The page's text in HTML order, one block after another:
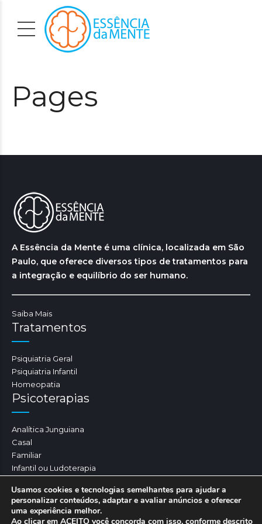
Pages
A Essência da Mente é uma clínica, localizada em São
Paulo, que oferece diversos tipos de tratamentos para
a integração e equilíbrio do ser humano.
Saiba Mais
Tratamentos
Psiquiatria Geral
Psiquiatria Infantil
Homeopatia
Psicoterapias
Analítica Junguiana
Casal
Familiar
Infantil ou Ludoterapia
Usamos cookies e tecnologias semelhantes para ajudar a
personalizar conteúdos, adaptar e avaliar anúncios e oferecer
uma experiência melhor.
Ao clicar em ACEITO você concorda com isso, conforme descrito